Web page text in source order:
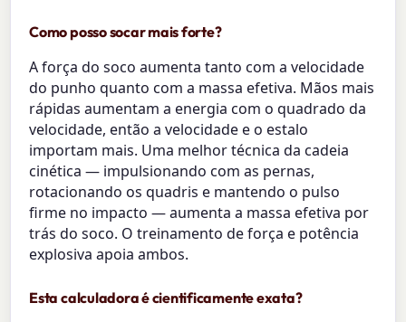
Como posso socar mais forte?
A força do soco aumenta tanto com a velocidade
do punho quanto com a massa efetiva. Mãos mais
rápidas aumentam a energia com o quadrado da
velocidade, então a velocidade e o estalo
importam mais. Uma melhor técnica da cadeia
cinética — impulsionando com as pernas,
rotacionando os quadris e mantendo o pulso
firme no impacto — aumenta a massa efetiva por
trás do soco. O treinamento de força e potência
explosiva apoia ambos.
Esta calculadora é cientificamente exata?